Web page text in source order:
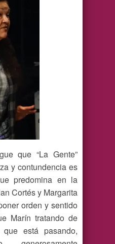
que “La Gente”
y contundencia es
predomina en la
Cortés y Margarita
orden y sentido
Marín tratando de
está pasando,